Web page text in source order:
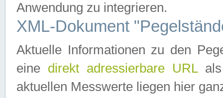
Anwendung zu integrieren.
XML-Dokument
Aktuelle Informationen zu den
eine direkt adressierbare URLals
aktuellen Messwerte liegen hier